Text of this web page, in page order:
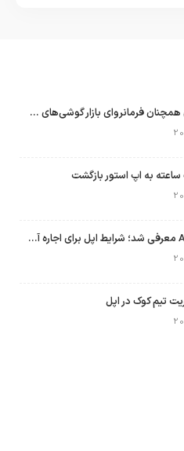
اپل با سهم ۶۵ درصدی همچنان فرمانروای بازار گوشی‌های پریمیوم جهان است
به اپ استور بازگشت
برنامه Apple Upgrade معرفی شد؛ شرایط اپل برای اجاره آیفون، آیپد، مک و اپل واچ